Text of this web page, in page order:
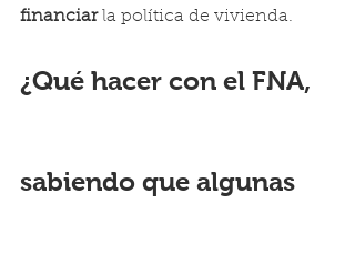
financiar la política de vivienda.
¿Qué hacer con el FNA,
sabiendo que algunas